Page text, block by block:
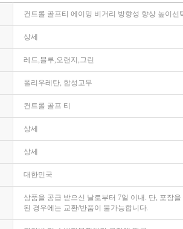
컨트롤 골프티 에이밍 비거리 방향성 향상 높이선
상세
레드,블루,오랜지,그린
폴리우레탄, 합성고무
컨트롤 골프 티
상세
상세
대한민국
상품을 공급 받으신 날로부터 7일 이내. 단, 포장
된 경우에는 교환/반품이 불가능합니다.